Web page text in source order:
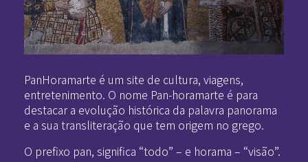
PanHoramarte é um site de cultura, viagens,
entretenimento. O nome Pan-horamarte é para
destacar a evolução histórica da palavra panorama
e a sua transliteração que tem origem no grego.
O prefixo pan, significa “todo” – e horama – “visão”.